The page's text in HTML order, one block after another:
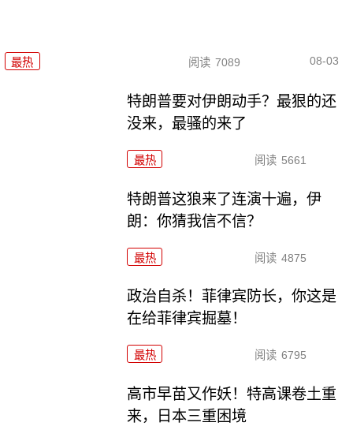
最热 阅读 7089 08-03
特朗普要对伊朗动手？最狠的还
没来，最骚的来了
最热 阅读 5661
特朗普这狼来了连演十遍，伊
朗：你猜我信不信？
最热 阅读 4875
政治自杀！菲律宾防长，你这是
在给菲律宾掘墓！
最热 阅读 6795
高市早苗又作妖！特高课卷土重
来，日本三重困境